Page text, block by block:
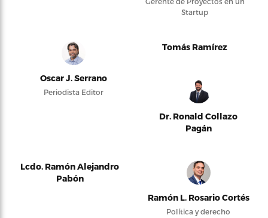
Startup
Oscar J. Serrano
Periodista Editor
Tomás Ramírez
Dr. Ronald Collazo
Pagán
Lcdo. Ramón Alejandro
Pabón
Ramón L. Rosario Cortés
Política y derecho